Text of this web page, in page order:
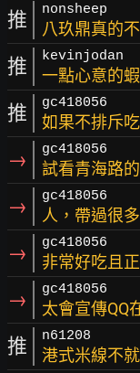
推 nonsheep
八玖鼎真的
推 kevinjodan
一點心意的
推 gc418056
如果不排斥
→ gc418056
試看青海路
→ gc418056
人，帶過很
→ gc418056
非常好吃且
→ gc418056
太會宣傳QQ
推 n61208
港式米線不